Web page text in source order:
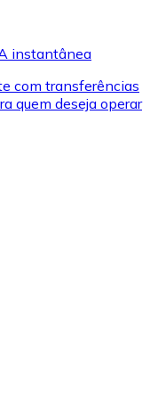
instantânea
com transferências
quem deseja operar